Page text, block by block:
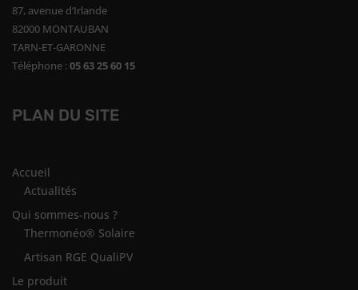
87, avenue d’Irlande
82000 MONTAUBAN
TARN-ET-GARONNE
Téléphone :05 63 25 60 15
PLAN DU SITE
Accueil
Actualités
Qui sommes-nous ?
Thermonéo® Solaire
Artisan RGE QualiPV
Le produit